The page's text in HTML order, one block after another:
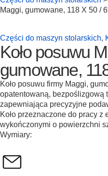
Maggi, gumowane, 118 X 50 /
Części do maszyn stolarskich,
Koło posuwu
gumowane,
Koło posuwu firmy Maggi,
opatentowaną, bezpoślizgową
zapewniająca precyzyjne
Koło przeznaczone do pracy
wykończonymi o powierzchni
Wymiary: